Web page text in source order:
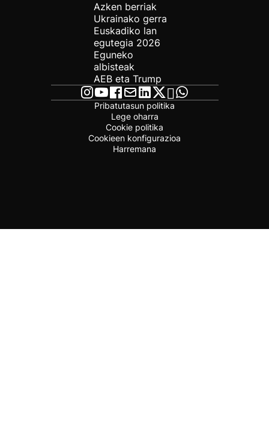
Azken berriak
Ukrainako gerra
Euskadiko lan
egutegia 2026
Eguneko
albisteak
AEB eta Trump
Pribatutasun politika
Lege oharra
Cookie politika
Cookieen konfigurazioa
Harremana